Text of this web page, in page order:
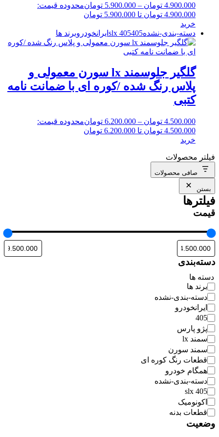
4.900.000 تومان –
5.900.000 تومانمحدوده قیمت:
4.900.000 تومان تا 5.900.000 تومان
خرید
دسته-بندی-نشده
405405 slx ایرانخودروبرند ها
گلگیر جلوسمند lx سورن معمولی و
پلاس رنگ شده /کوره ای با ضمانت نامه
کتبی
4.500.000 تومان –
6.200.000 تومانمحدوده قیمت:
4.500.000 تومان تا 6.200.000 تومان
خرید
فیلتر محصولات
صافی محصولات
بستن
فیلترها
قیمت
دسته‌بندی
دسته ها
برند ها
دسته-بندی-نشده
ایرانخودرو
405
پژو پارس
سمند lx
سمند سورن
قطعات رنگ کوره ای
همگام خودرو
دسته-بندی-نشده
405 slx
اکونومیک
قطعات بدنه
وضعیت